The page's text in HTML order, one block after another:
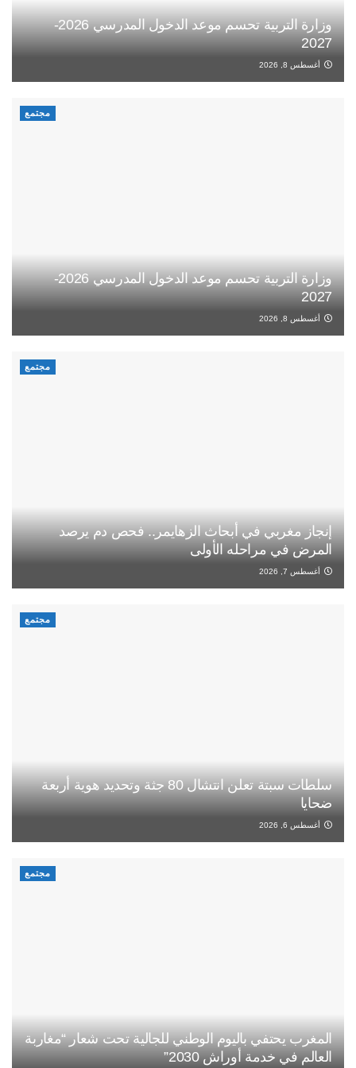
وزارة التربية تحسم موعد الدخول المدرسي 2026-
2027
أغسطس 8, 2026
مجتمع
وزارة التربية تحسم موعد الدخول المدرسي 2026-
2027
أغسطس 8, 2026
مجتمع
إنجاز مغربي في أبحاث الزهايمر.. فحص دم يرصد
المرض في مراحله الأولى
أغسطس 7, 2026
مجتمع
سلطات سبتة تعلن انتشال 80 جثة وتحديد هوية أربعة
ضحايا
أغسطس 6, 2026
مجتمع
المغرب يحتفي باليوم الوطني للجالية تحت شعار “مغاربة
العالم في خدمة أوراش 2030”